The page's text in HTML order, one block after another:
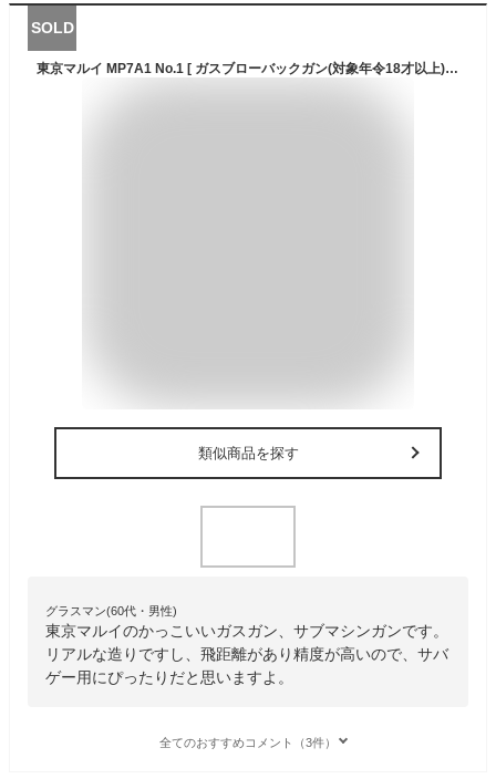
SOLD
東京マルイ MP7A1 No.1 [ ガスブローバックガン(対象年令18才以上) ] サバゲー エアガン ガスガン ブローバック カラス 害鳥 スズメ スパイ コスプレ 小道具 競技用 威力 飛距離 精度 重厚感 クリスマス 誕生日 ガンマン 決闘
類似商品を探す
グラスマン(60代・男性)
東京マルイのかっこいいガスガン、サブマシンガンです。
リアルな造りですし、飛距離があり精度が高いので、サバ
ゲー用にぴったりだと思いますよ。
全てのおすすめコメント（3件）